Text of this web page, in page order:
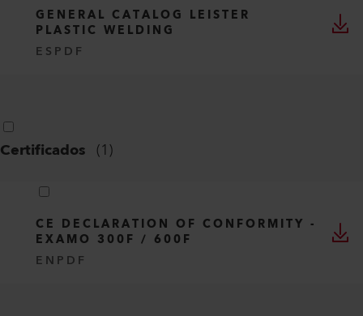
GENERAL CATALOG LEISTER
PLASTIC WELDING
ES PDF
Certificados (1)
CE DECLARATION OF CONFORMITY -
EXAMO 300F / 600F
EN PDF